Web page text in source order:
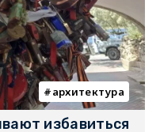
архитектура
избавиться